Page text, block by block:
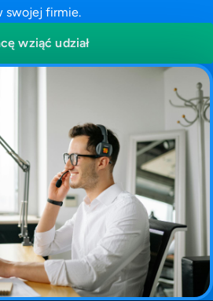
swojej firmie.
wziąć udział